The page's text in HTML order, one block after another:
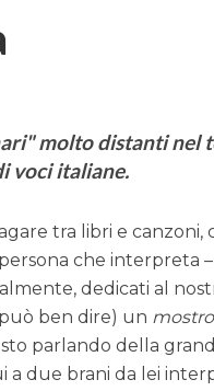
molto distanti nel
voci italiane.
tra libri e canzoni,
che interpreta
dedicati al
può ben dire) un
sto parlando della
a due brani da lei